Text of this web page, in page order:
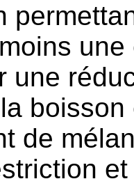
une
de